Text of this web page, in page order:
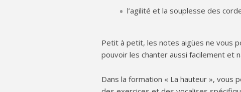
l’agilité et la souplesse des
Petit à petit, les notes aigües ne vous
pouvoir les chanter aussi facilement et
Dans la formation « La hauteur », vous